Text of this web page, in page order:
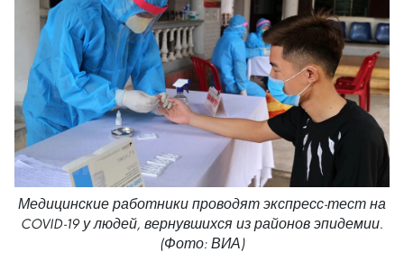
Медицинские работники проводят экспресс-тест на
COVID-19 у людей, вернувшихся из районов эпидемии.
(Фото: ВИА)